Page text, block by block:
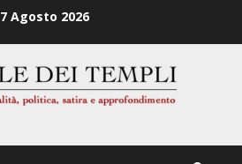
7 Agosto 2026